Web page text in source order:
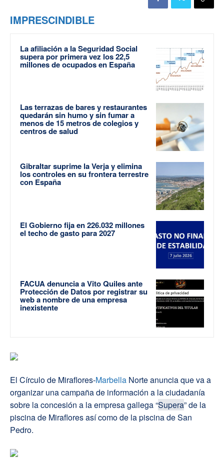
IMPRESCINDIBLE
La afiliación a la Seguridad Social
supera por primera vez los 22,5
millones de ocupados en España
Las terrazas de bares y restaurantes
quedarán sin humo y sin fumar a
menos de 15 metros de colegios y
centros de salud
Gibraltar suprime la Verja y elimina
los controles en su frontera terrestre
con España
El Gobierno fija en 226.032 millones
el techo de gasto para 2027
FACUA denuncia a Vito Quiles ante
Protección de Datos por registrar su
web a nombre de una empresa
inexistente
El Círculo de Miraflores-Marbella Norte anuncia que va a
organizar una campaña de información a la ciudadanía
sobre la concesión a la empresa gallega “Supera” de la
piscina de Miraflores así como de la piscina de San
Pedro.